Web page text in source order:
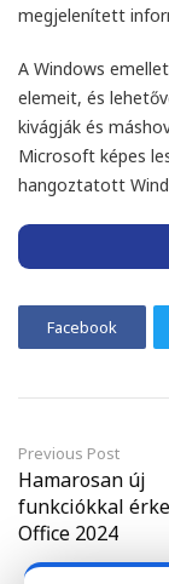
megjelenített
A Windows
elemeit, és
kivágják és
Microsoft képes
hangoztatott
Facebook
Previous Post
Hamarosan új
funkciókkal
Office 2024